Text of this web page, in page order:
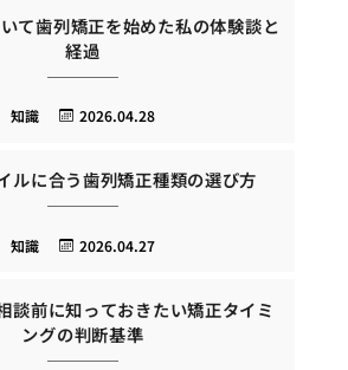
て歯列矯正を始めた私の体験談と
経過
2026.04.28
知識
ルに合う歯列矯正種類の選び方
2026.04.27
知識
談前に知っておきたい矯正タイミ
ングの判断基準